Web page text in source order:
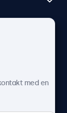
med en